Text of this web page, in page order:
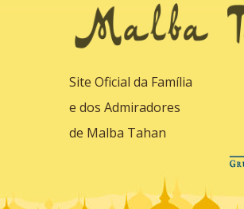
Site Oficial da Família
e dos Admiradores
de Malba Tahan